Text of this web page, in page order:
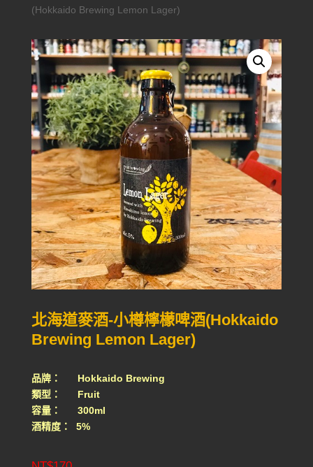
(Hokkaido Brewing Lemon Lager)
北海道麥酒-小樽檸檬啤酒(Hokkaido
Brewing Lemon Lager)
品牌： Hokkaido Brewing
類型： Fruit
容量： 300ml
酒精度： 5%